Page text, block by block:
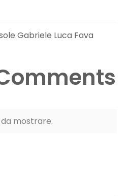
Gabriele Luca Fava
mostrare.